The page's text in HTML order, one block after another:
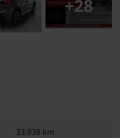
+28
33.938 km